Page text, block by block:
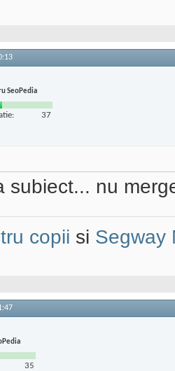
SeoPedia
37
subiect... nu
copii si Segway
35